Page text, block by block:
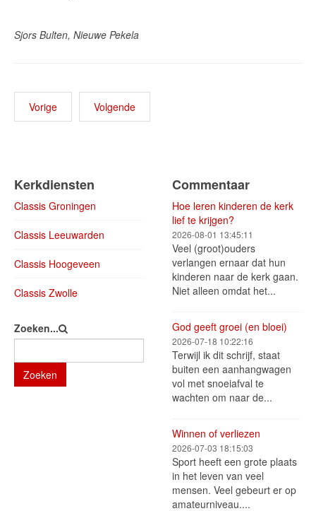
Sjors Bulten, Nieuwe Pekela
Vorige Volgende
Kerkdiensten
Classis Groningen
Classis Leeuwarden
Classis Hoogeveen
Classis Zwolle
Zoeken...
Zoeken
Commentaar
Hoe leren kinderen de kerk
lief te krijgen?
2026-08-01 13:45:11
Veel (groot)ouders
verlangen ernaar dat hun
kinderen naar de kerk gaan.
Niet alleen omdat het...
God geeft groei (en bloei)
2026-07-18 10:22:16
Terwijl ik dit schrijf, staat
buiten een aanhangwagen
vol met snoeiafval te
wachten om naar de...
Winnen of verliezen
2026-07-03 18:15:03
Sport heeft een grote plaats
in het leven van veel
mensen. Veel gebeurt er op
amateurniveau....